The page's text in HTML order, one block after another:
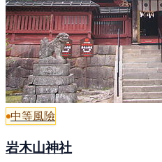
中等風險
岩木山神社